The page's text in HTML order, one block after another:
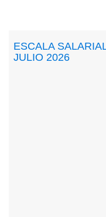
ESCALA
JULIO 2026